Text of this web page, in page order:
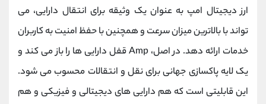
ارز دیجیتال امپ به عنوان یک وثیقه برای انتقال دارایی، می
تواند با بالاترین میزان سرعت و همچنین با حفظ امنیت به کاربران
خدمات ارائه دهد. در اصل، Amp قفل دارایی ها را باز می کند و
یک لایه پاکسازی جهانی برای نقل و انتقالات محسوب می شود.
این قابلیتی است که هم دارایی های دیجیتالی و فیزیکی و هم